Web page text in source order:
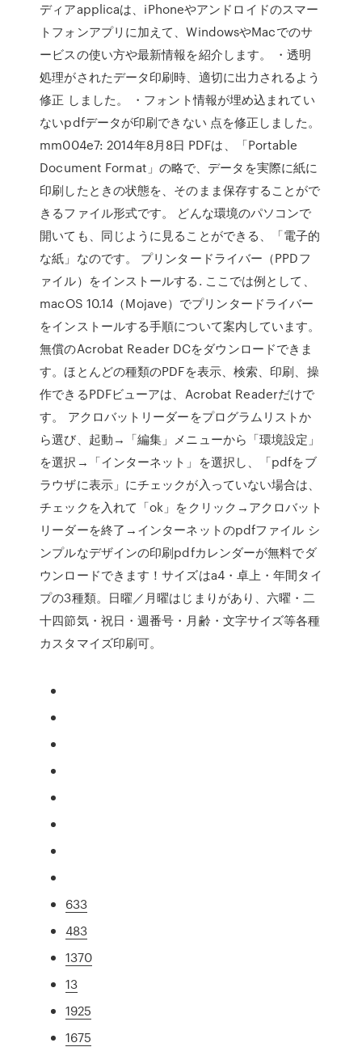
ディアapplicaは、iPhoneやアンドロイドのスマー
トフォンアプリに加えて、WindowsやMacでのサ
ービスの使い方や最新情報を紹介します。 ・透明
処理がされたデータ印刷時、適切に出力されるよう
修正 しました。 ・フォント情報が埋め込まれてい
ないpdfデータが印刷できない 点を修正しました。
mm004e7: 2014年8月8日 PDFは、「Portable
Document Format」の略で、データを実際に紙に
印刷したときの状態を、そのまま保存することがで
きるファイル形式です。 どんな環境のパソコンで
開いても、同じように見ることができる、「電子的
な紙」なのです。 プリンタードライバー（PPDフ
ァイル）をインストールする. ここでは例として、
macOS 10.14（Mojave）でプリンタードライバー
をインストールする手順について案内しています。
無償のAcrobat Reader DCをダウンロードできま
す。ほとんどの種類のPDFを表示、検索、印刷、操
作できるPDFビューアは、Acrobat Readerだけで
す。 アクロバットリーダーをプログラムリストか
ら選び、起動→「編集」メニューから「環境設定」
を選択→「インターネット」を選択し、「pdfをブ
ラウザに表示」にチェックが入っていない場合は、
チェックを入れて「ok」をクリック→アクロバット
リーダーを終了→インターネットのpdfファイル シ
ンプルなデザインの印刷pdfカレンダーが無料でダ
ウンロードできます！サイズはa4・卓上・年間タイ
プの3種類。日曜／月曜はじまりがあり、六曜・二
十四節気・祝日・週番号・月齢・文字サイズ等各種
カスタマイズ印刷可。
633
483
1370
13
1925
1675